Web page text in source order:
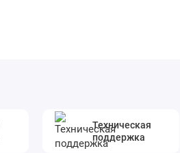
Техническая
поддержка